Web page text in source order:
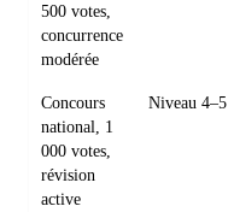
500 votes,
concurrence
modérée
Concours
national, 1
000 votes,
révision
active
Niveau 4–5